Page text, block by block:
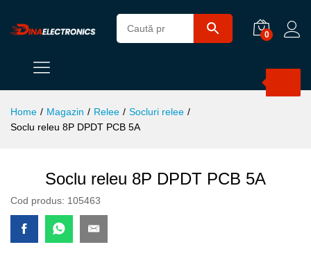
0
Home / Magazin / Relee / Socluri relee /
Soclu releu 8P DPDT PCB 5A
Soclu releu 8P DPDT PCB 5A
Cod produs: 105463